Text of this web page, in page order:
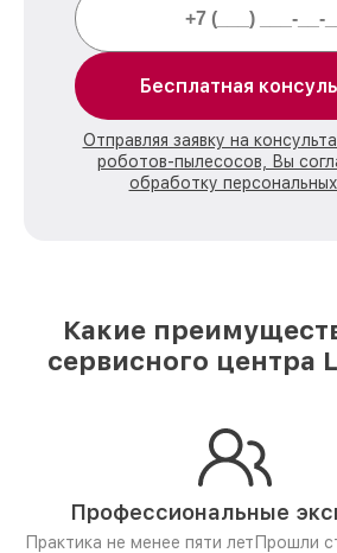
Бесплатная
Отправляя заявку на
роботов-пылесосов, Вы
обработку
Какие
сервисного центра
Профессиональные
Практика не менее пяти лет Прошли